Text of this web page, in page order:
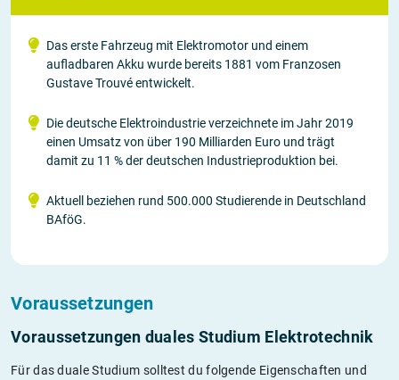
Das erste Fahrzeug mit Elektromotor und einem
aufladbaren Akku wurde bereits 1881 vom Franzosen
Gustave Trouvé entwickelt.
Die deutsche Elektroindustrie verzeichnete im Jahr 2019
einen Umsatz von über 190 Milliarden Euro und trägt
damit zu 11 % der deutschen Industrieproduktion bei.
Aktuell beziehen rund 500.000 Studierende in Deutschland
BAföG.
Voraussetzungen
Voraussetzungen duales Studium Elektrotechnik
Für das duale Studium solltest du folgende Eigenschaften und